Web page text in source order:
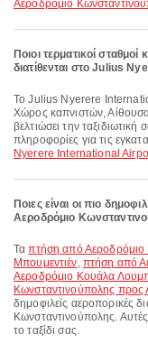
Αεροδρόμιο
Ποιοι τερματικοί
διατίθενται στο Julius
Το Julius Nyerere International Airport προσφέρει Τραπεζική Υπηρεσία/ΑΤΜ,
Χώρος καπνιστών,
βελτιώσει την ταξιδιωτική
πληροφορίες για τις
Nyerere International
Ποιες είναι οι πιο
Αεροδρόμιο
Ταπτήση από Αεροδρόμιο
Μπουμεντιέν, πτήση από
Αεροδρόμιο Κουάλα
Κωνσταντινούπολης
δημοφιλείς αεροπορικές
Κωνσταντινούπολης.
το ταξίδι σας.